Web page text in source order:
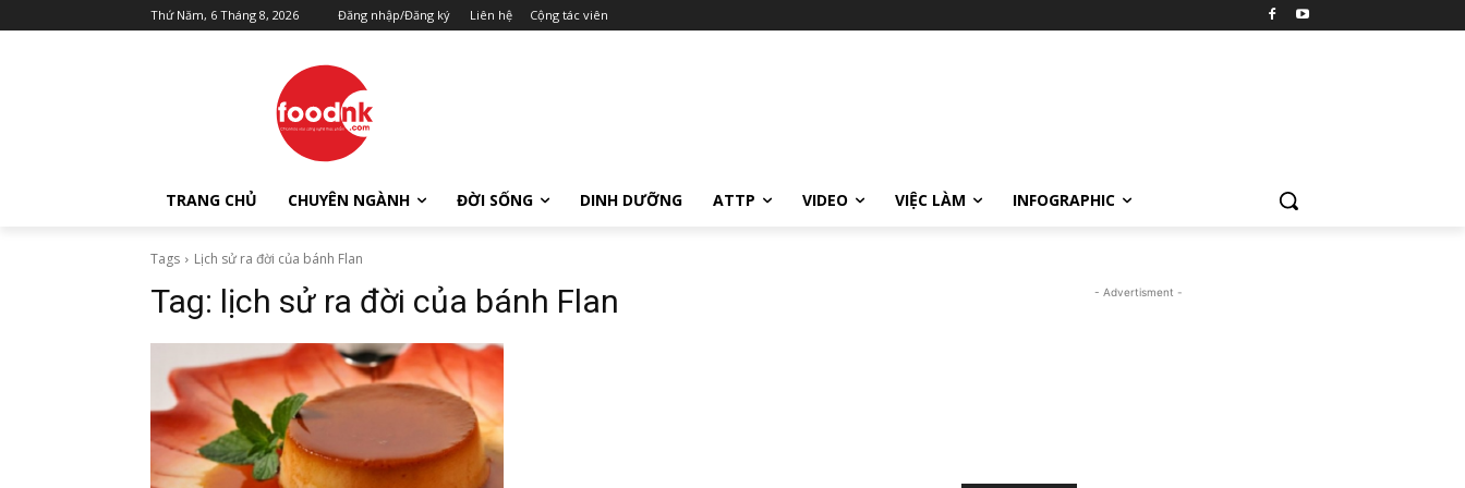
Thứ Năm, 6 Tháng 8, 2026 Đăng nhập/Đăng ký Liên hệ Cộng tác viên
TRANG CHỦ CHUYÊN NGÀNH ĐỜI SỐNG DINH DƯỠNG ATTP VIDEO VIỆC LÀM INFOGRAPHIC
Tags Lịch sử ra đời của bánh Flan
Tag: lịch sử ra đời của bánh Flan - Advertisment -